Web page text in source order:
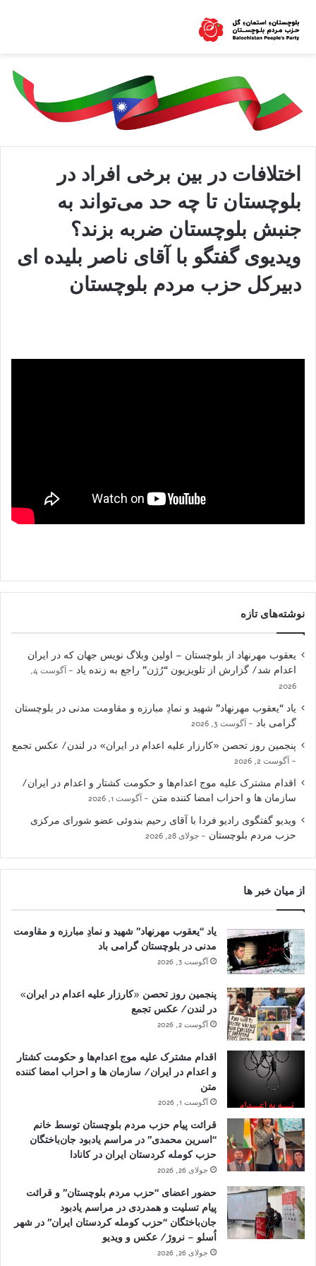
اختلافات در بین برخی افراد در
بلوچستان تا چه حد می‌تواند به
جنبش بلوچستان ضربه بزند؟
ویدیوی گفتگو با آقای ناصر بلیده ای
دبیرکل حزب مردم بلوچستان
نوشته‌های تازه
یعقوب مهرنهاد از بلوچستان – اولین وبلاگ نویس جهان که در ایران
اعدام شد/ گزارش از تلویزیون “رُژن” راجع به زنده یاد
آگوست 4,
2026
یاد “یعقوب مهرنهاد” شهید و نمادِ مبارزه و مقاومت مدنی در بلوچستان
گرامی باد
آگوست 3, 2026
پنجمین روز تحصن «کارزار علیه اعدام در ایران» در لندن/ عکس تجمع
آگوست 2, 2026
اقدام مشترک علیه موج اعدام‌ها و حکومت کشتار و اعدام در ایران/
سازمان ها و احزاب امضا کننده متن
آگوست 1, 2026
ویدیو گفتگوی رادیو فردا با آقای رحیم بندوئی عضو شورای مرکزی
حزب مردم بلوچستان
جولای 28, 2026
از میان خبر ها
یاد “یعقوب مهرنهاد” شهید و نمادِ مبارزه و مقاومت
مدنی در بلوچستان گرامی باد
آگوست 3, 2026
پنجمین روز تحصن «کارزار علیه اعدام در ایران»
در لندن/ عکس تجمع
آگوست 2, 2026
اقدام مشترک علیه موج اعدام‌ها و حکومت کشتار
و اعدام در ایران/ سازمان ها و احزاب امضا کننده
متن
آگوست 1, 2026
قرائت پیام حزب مردم بلوچستان توسط خانم
“اسرین محمدی” در مراسم یادبود جان‌باختگان
حزب کومله کردستان ایران در کانادا
جولای 26, 2026
حضور اعضای “حزب مردم بلوچستان” و قرائت
پیام تسلیت و همدردی در مراسم یادبود
جان‌باختگان “حزب کومله کردستان ایران” در شهر
اُسلو – نروژ/ عکس و ویدیو
جولای 26, 2026